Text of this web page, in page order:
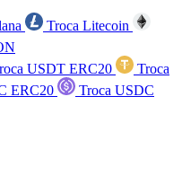
Troca Litecoin
USDT ERC20
Troca
ERC20
Troca USDC